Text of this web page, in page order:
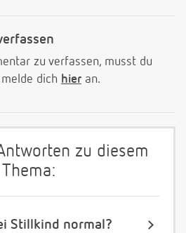
zu verfassen, musst du
dich hier an.
zu diesem
Thema:
Stillkind normal?